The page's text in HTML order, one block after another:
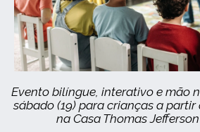
Evento bilíngue, interativo e mão
sábado (19) para crianças a partir
na Casa Thomas